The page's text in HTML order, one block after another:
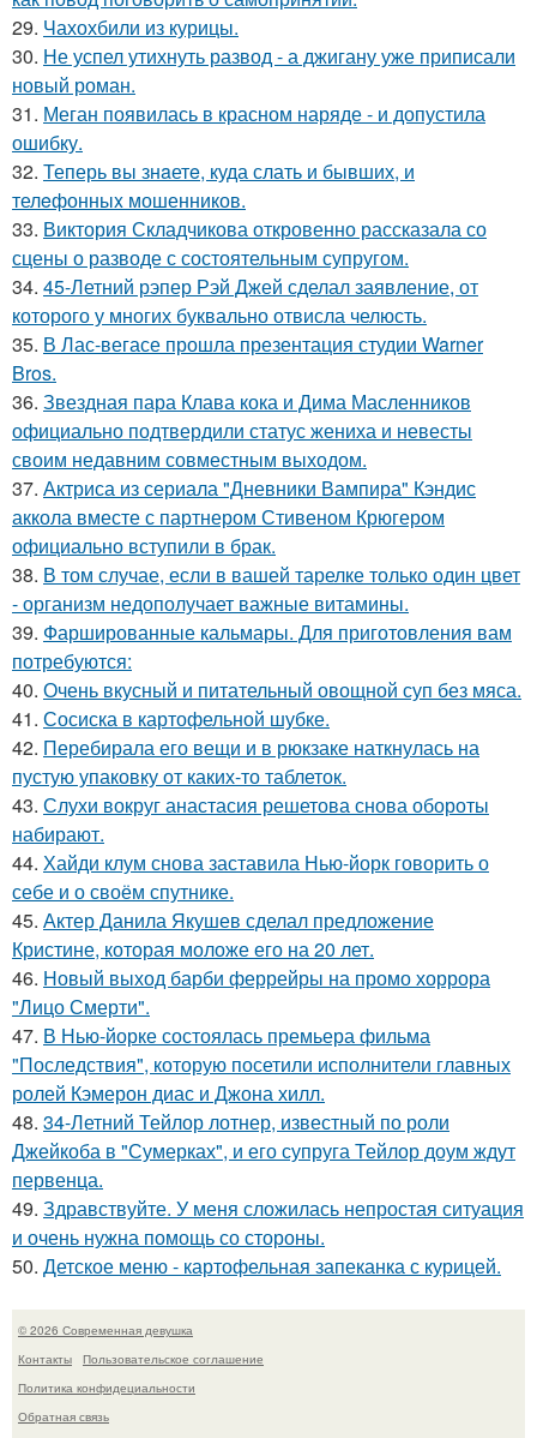
29. Чахохбили из курицы.
30. Не успел утихнуть развод - а джигану уже приписали
новый роман.
31. Меган появилась в красном наряде - и допустила
ошибку.
32. Теперь вы знaетe, куда слать и бывших, и
телeфонныx мошенников.
33. Виктория Складчикова откровенно рассказала со
сцены о разводе с состоятельным супругом.
34. 45-Летний рэпер Рэй Джей сделал заявление, от
которого у многих буквально отвисла челюсть.
35. В Лас-вегасе прошла презентация студии Warner
Bros.
36. Звездная пара Клава кока и Дима Масленников
официально подтвердили статус жениха и невесты
своим недавним совместным выходом.
37. Актриса из сериала "Дневники Вампира" Кэндис
аккола вместе с партнером Стивеном Крюгером
официально вступили в брак.
38. В том случае, если в вашей тарелке только один цвет
- организм недополучает важные витамины.
39. Фаршированные кальмары. Для приготовления вам
потребуются:
40. Очень вкусный и питательный овощной суп без мяса.
41. Сосиска в картофельной шубке.
42. Перебирала его вещи и в рюкзаке наткнулась на
пустую упаковку от каких-то таблеток.
43. Слухи вокруг анастасия решетова снова обороты
набирают.
44. Хайди клум снова заставила Нью-йорк говорить о
себе и о своём спутнике.
45. Актер Данила Якушев сделал предложение
Кристине, которая моложе его на 20 лет.
46. Новый выход барби феррейры на промо хоррора
"Лицо Смерти".
47. В Нью-йорке состоялась премьера фильма
"Последствия", которую посетили исполнители главных
ролей Кэмерон диас и Джона хилл.
48. 34-Летний Тейлор лотнер, известный по роли
Джейкоба в "Сумерках", и его супруга Тейлор доум ждут
первенца.
49. Здравствуйте. У меня сложилась непростая ситуация
и очень нужна помощь со стороны.
50. Детское меню - картофельная запеканка с курицей.
© 2026 Современная девушка
Контакты
Пользовательское соглашение
Политика конфидециальности
Обратная связь